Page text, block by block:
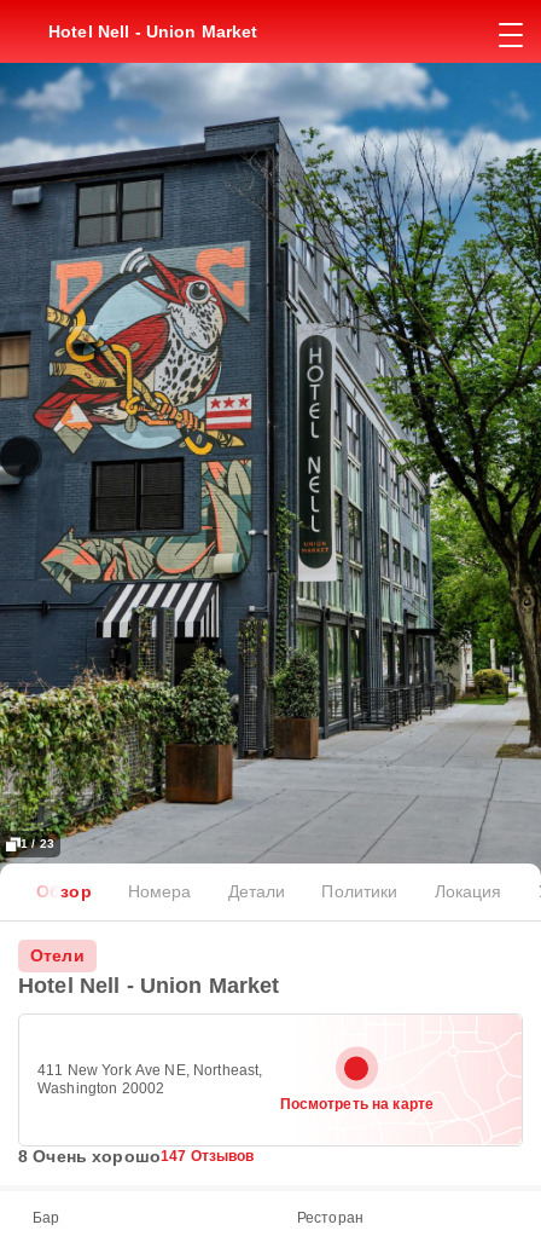
Hotel Nell - Union Market
1 / 23
Обзор Номера Детали Политики Локация
Отели
Hotel Nell - Union Market
411 New York Ave NE, Northeast,
Washington 20002
Посмотреть на карте
8 Очень хорошо147 Отзывов
Бар Ресторан